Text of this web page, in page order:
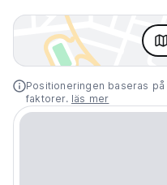
Positioneringen baseras
faktorer. läs mer